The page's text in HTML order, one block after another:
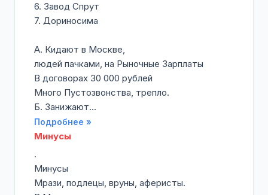
6. Завод Спрут
7. Дориносима
А. Кидают в Москве,
людей пачками, на Рыночные Зарплаты
В договорах 30 000 рублей
Много Пустозвонства, трепло.
Б. Занижают...
Подробнее »
Минусы
.
Минусы
Мрази, подлецы, вруны, аферисты.